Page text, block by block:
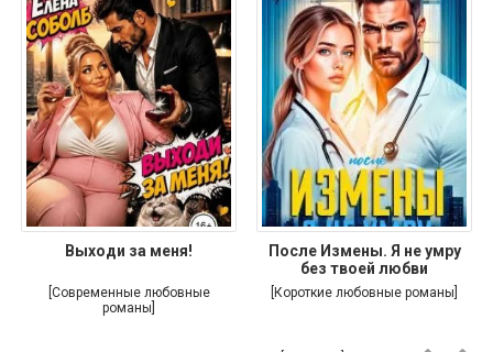
Выходи за меня!
[Современные любовные
романы]
После Измены. Я не умру
без твоей любви
[Короткие любовные романы]